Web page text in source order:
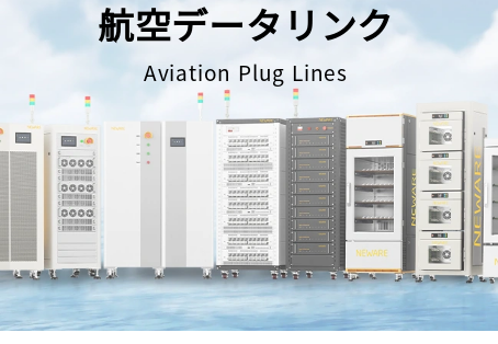
航空データリンク
Aviation Plug Lines